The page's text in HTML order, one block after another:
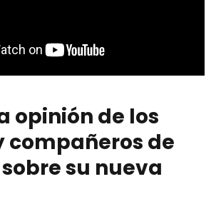
opinión de los
compañeros de
su nueva